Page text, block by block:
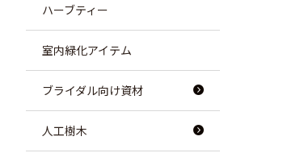
ハーブティー
室内緑化アイテム
ブライダル向け資材
人工樹木